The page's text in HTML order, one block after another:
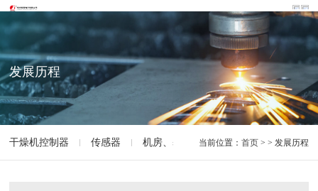
发展历程
干燥机控制器 传感器 机房、基站环境监控 链条机控制柜
当前位置： 首页> > 发展历程